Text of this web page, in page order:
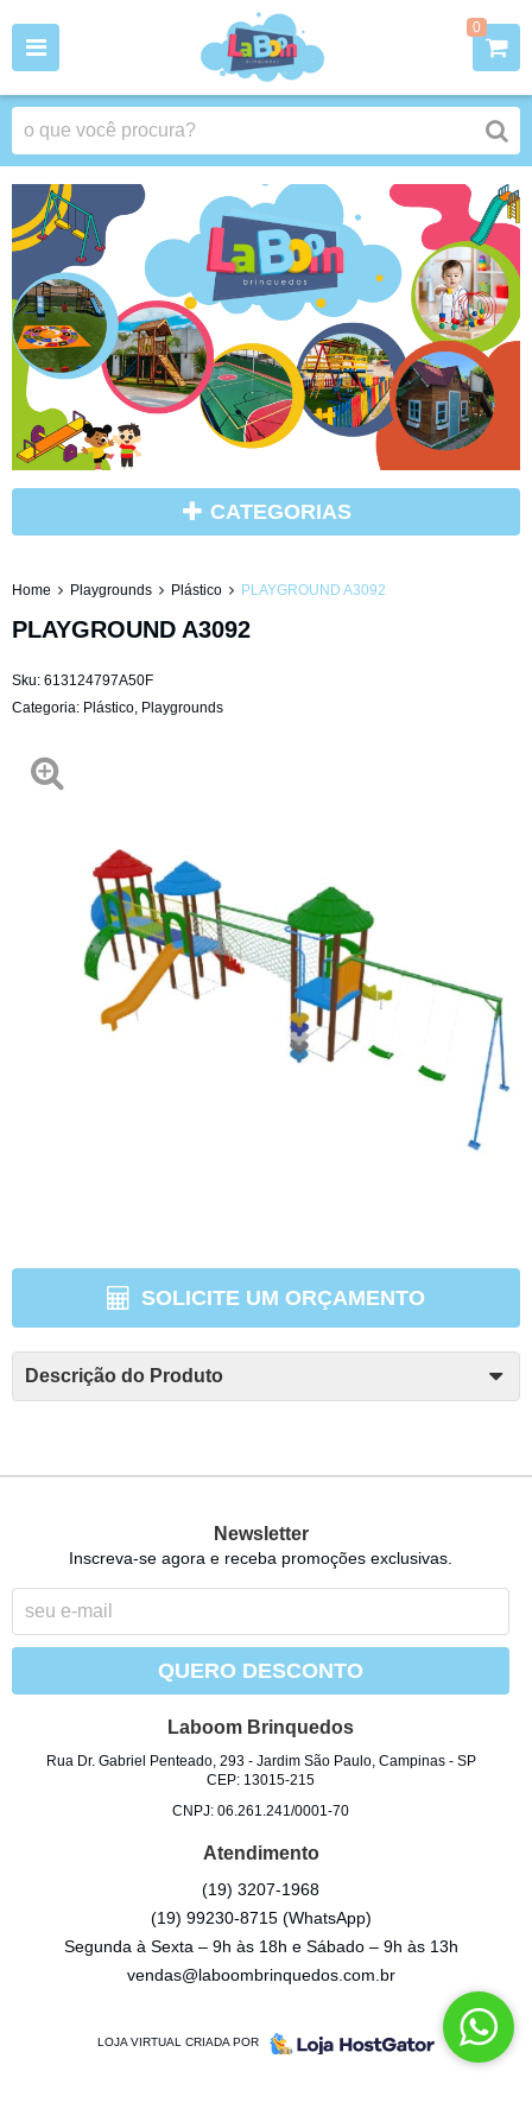
0
CATEGORIAS
Home Playgrounds Plástico PLAYGROUND A3092
PLAYGROUND A3092
Sku: 613124797A50F
Categoria: Plástico, Playgrounds
SOLICITE UM ORÇAMENTO
Descrição do Produto
Newsletter
Inscreva-se agora e receba promoções exclusivas.
QUERO DESCONTO
Laboom Brinquedos
Rua Dr. Gabriel Penteado, 293- Jardim São Paulo, Campinas- SP
CEP: 13015-215
CNPJ: 06.261.241/0001-70
Atendimento
(19) 3207-1968
(19) 99230-8715 (WhatsApp)
Segunda à Sexta – 9h às 18h e Sábado – 9h às 13h
vendas@laboombrinquedos.com.br
LOJA VIRTUAL CRIADA POR